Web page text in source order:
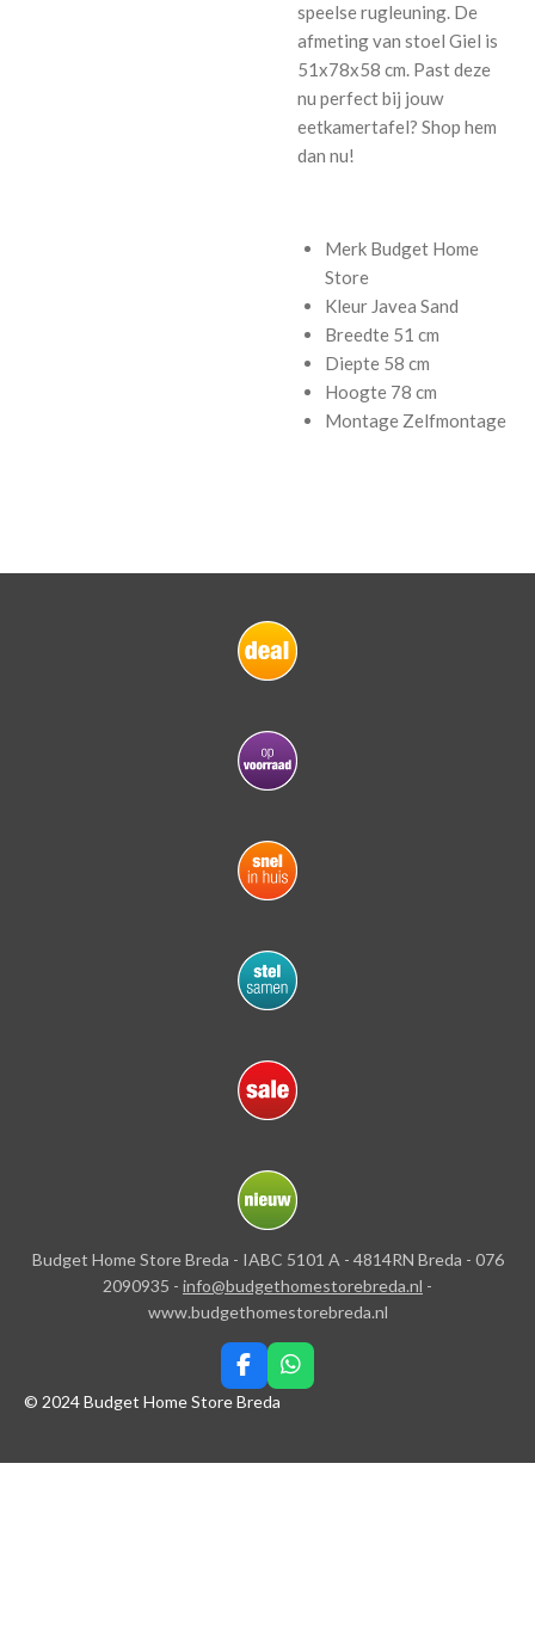
speelse rugleuning. De
afmeting van stoel Giel is
51x78x58 cm. Past deze
nu perfect bij jouw
eetkamertafel? Shop hem
dan nu!
Merk Budget Home
Store
Kleur Javea Sand
Breedte 51 cm
Diepte 58 cm
Hoogte 78 cm
Montage Zelfmontage
Budget Home Store Breda - IABC 5101 A - 4814RN Breda - 076
2090935 - info@budgethomestorebreda.nl -
www.budgethomestorebreda.nl
F
a
b
W
h
s
© 2024 Budget Home Store Breda